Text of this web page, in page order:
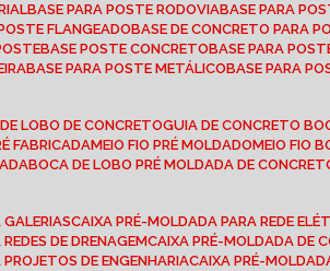
BASE PARA POSTE RODOVIA BASE PARA
FLANGEADO BASE DE CONCRETO PARA
BASE POSTE CONCRETO BASE PARA
BASE PARA POSTE METÁLICO BASE PARA
LOBO DE CONCRETO
GUIA DE CONCRETO
FABRICADA
MEIO FIO PRÉ MOLDADO MEIO FIO
BOCA DE LOBO PRÉ MOLDADA DE
GALERIAS
CAIXA PRÉ-MOLDADA PARA REDE
DE DRENAGEM CAIXA PRÉ-MOLDADA DE
PROJETOS DE ENGENHARIA
CAIXA PRÉ-